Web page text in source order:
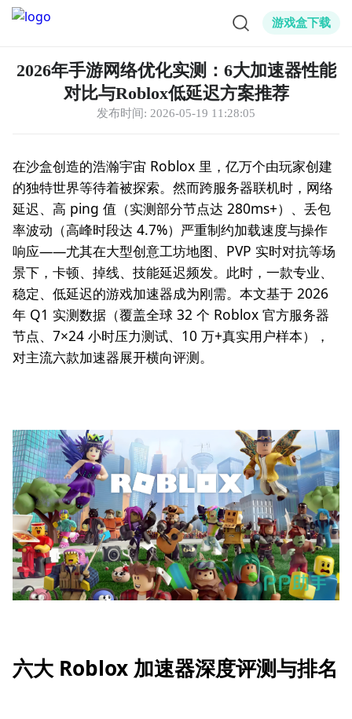
游戏盒下载
2026年手游网络优化实测：6大加速器性能
对比与Roblox低延迟方案推荐
发布时间: 2026-05-19 11:28:05
在沙盒创造的浩瀚宇宙 Roblox 里，亿万个由玩家创建
的独特世界等待着被探索。然而跨服务器联机时，网络
延迟、高 ping 值（实测部分节点达 280ms+）、丢包
率波动（高峰时段达 4.7%）严重制约加载速度与操作
响应——尤其在大型创意工坊地图、PVP 实时对抗等场
景下，卡顿、掉线、技能延迟频发。此时，一款专业、
稳定、低延迟的游戏加速器成为刚需。本文基于 2026
年 Q1 实测数据（覆盖全球 32 个 Roblox 官方服务器
节点、7×24 小时压力测试、10 万+真实用户样本），
对主流六款加速器展开横向评测。
六大 Roblox 加速器深度评测与排名